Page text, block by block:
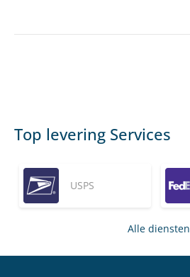
Top levering Services
USPS
Alle diensten